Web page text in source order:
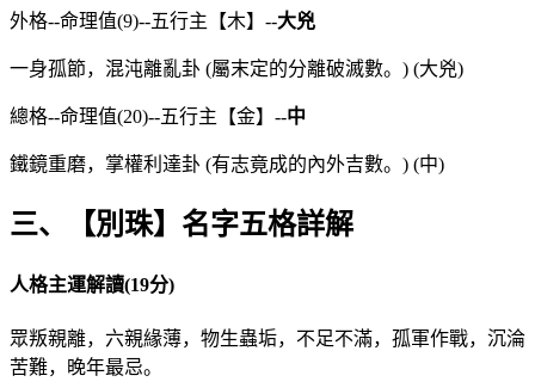
外格--命理值(9)--五行主【木】--大兇
一身孤節，混沌離亂卦 (屬末定的分離破滅數。) (大兇)
總格--命理值(20)--五行主【金】--中
鐵鏡重磨，掌權利達卦 (有志竟成的內外吉數。) (中)
三、【別珠】名字五格詳解
人格主運解讀(19分)
眾叛親離，六親緣薄，物生蟲垢，不足不滿，孤軍作戰，沉淪
苦難，晚年最忌。